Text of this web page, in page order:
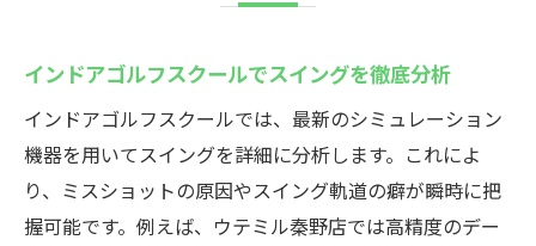
インドアゴルフスクールでスイングを徹底分析
インドアゴルフスクールでは、最新のシミュレーション
機器を用いてスイングを詳細に分析します。これによ
り、ミスショットの原因やスイング軌道の癖が瞬時に把
握可能です。例えば、ウテミル秦野店では高精度のデー